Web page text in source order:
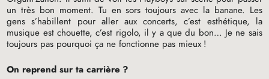
un très bon moment. Tu en sors toujours avec la banane. Les
gens s’habillent pour aller aux concerts, c’est esthétique, la
musique est chouette, c’est rigolo, il y a que du bon… Je ne sais
toujours pas pourquoi ça ne fonctionne pas mieux !
On reprend sur ta carrière ?